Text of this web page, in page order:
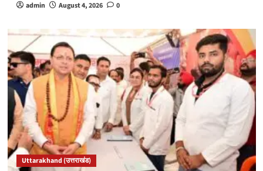
admin August 4, 2026 0
Uttarakhand (उत्तराखंड)